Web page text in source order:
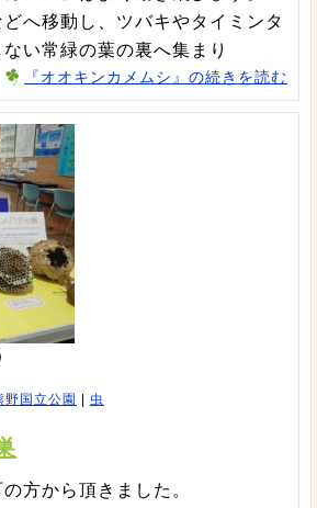
へ移動し、ツバキやタイミンタ
い常緑の葉の裏へ集まり
『オオキンカメムシ』の続きを読む
野国立公園 虫
方から頂きました。